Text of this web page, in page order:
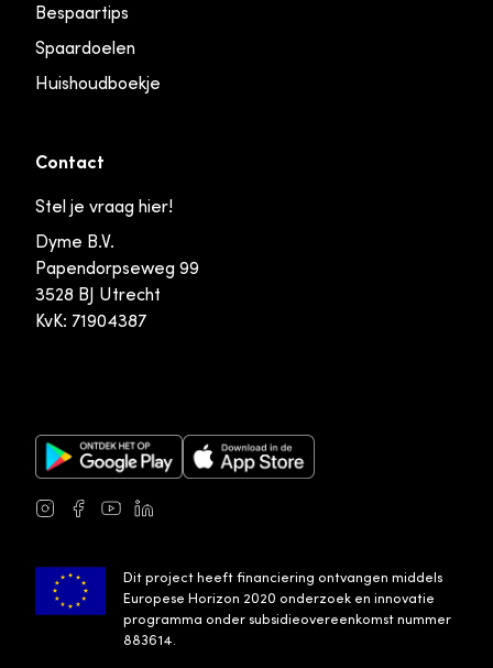
Bespaartips
Spaardoelen
Huishoudboekje
Contact
Stel je vraag hier!
Dyme B.V.
Papendorpseweg 99
3528 BJ Utrecht
KvK: 71904387
Google Play Store Apple App Store
Instagram
Facebook
YoutubeLinkedIn
Dit project heeft financiering ontvangen middels
Europese Horizon 2020 onderzoek en innovatie
programma onder subsidieovereenkomst nummer
883614.